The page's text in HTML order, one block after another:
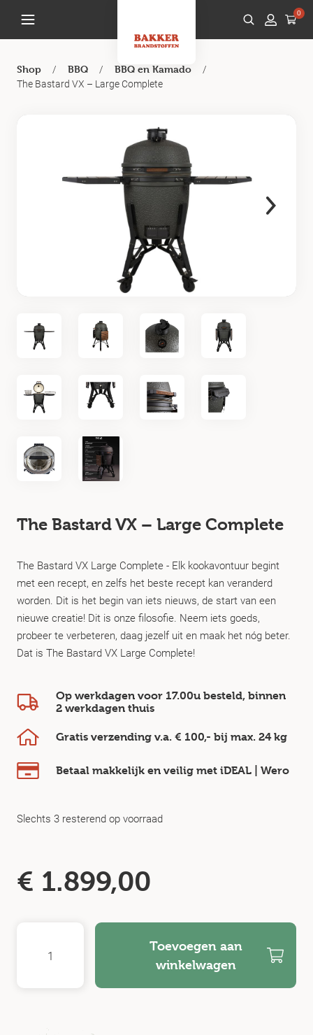
0
Shop / BBQ / BBQ en Kamado
/
The Bastard VX – Large Complete
The Bastard VX – Large Complete
The Bastard VX Large Complete - Elk kookavontuur begint
met een recept, en zelfs het beste recept kan veranderd
worden. Dit is het begin van iets nieuws, de start van een
nieuwe creatie! Dit is onze filosofie. Neem iets goeds,
probeer te verbeteren, daag jezelf uit en maak het nóg beter.
Dat is The Bastard VX Large Complete!
Op werkdagen voor 17.00u besteld, binnen
2 werkdagen thuis
Gratis verzending v.a. € 100,- bij max. 24 kg
Betaal makkelijk en veilig met iDEAL | Wero
Slechts 3 resterend op voorraad
€ 1.899,00
Toevoegen aan
winkelwagen